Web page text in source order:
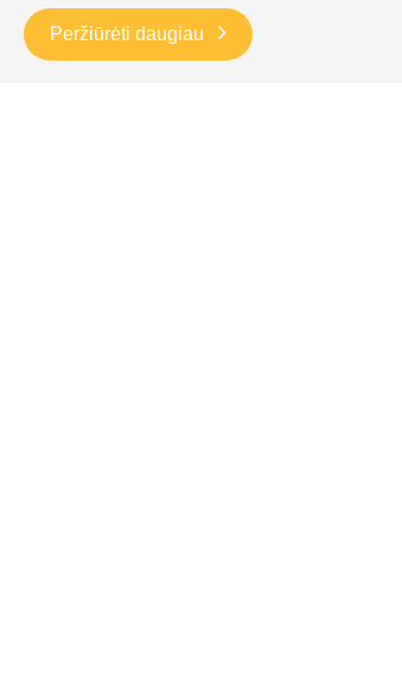
Peržiūrėti daugiau